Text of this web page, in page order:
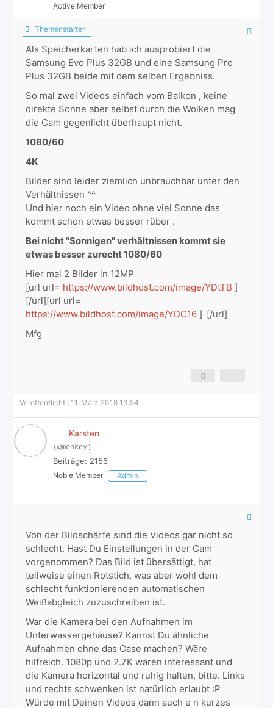
Active Member
Themenstarter
Als Speicherkarten hab ich ausprobiert die
Samsung Evo Plus 32GB und eine Samsung Pro
Plus 32GB beide mit dem selben Ergebniss.
So mal zwei Videos einfach vom Balkon , keine
direkte Sonne aber selbst durch die Wolken mag
die Cam gegenlicht überhaupt nicht.
1080/60
4K
Bilder sind leider ziemlich unbrauchbar unter den
Verhältnissen ^^
Und hier noch ein Video ohne viel Sonne das
kommt schon etwas besser rüber .
Bei nicht "Sonnigen" verhältnissen kommt sie
etwas besser zurecht 1080/60
Hier mal 2 Bilder in 12MP
[url url= https://www.bildhost.com/image/YDtTB ]
[/url][url url=
https://www.bildhost.com/image/YDC16 ] [/url]
Mfg
Veröffentlicht : 11. März 2018 13:54
Karsten
(@monkey)
Beiträge: 2156
Noble Member Admin
Von der Bildschärfe sind die Videos gar nicht so
schlecht. Hast Du Einstellungen in der Cam
vorgenommen? Das Bild ist übersättigt, hat
teilweise einen Rotstich, was aber wohl dem
schlecht funktionierenden automatischen
Weißabgleich zuzuschreiben ist.
War die Kamera bei den Aufnahmen im
Unterwassergehäuse? Kannst Du ähnliche
Aufnahmen ohne das Case machen? Wäre
hilfreich. 1080p und 2.7K wären interessant und
die Kamera horizontal und ruhig halten, bitte. Links
und rechts schwenken ist natürlich erlaubt :P
Würde mit Deinen Videos dann auch e n kurzes